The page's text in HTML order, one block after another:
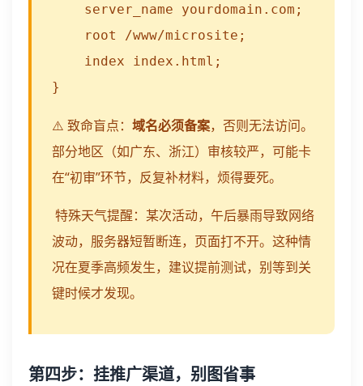
server_name yourdomain.com;
root /www/microsite;
index index.html;
}
⚠️ 致命盲点： 域名必须备案，否则无法访问。
部分地区（如广东、浙江）审核较严，可能卡
在“初审”环节，反复补材料，烦得要死。
️ 特殊天气提醒：某次活动，午后暴雨导致网络
波动，服务器短暂断连，页面打不开。这种情
况在夏季高频发生，建议提前测试，别等到关
键时候才发现。
第四步：挂推广渠道，别图省事